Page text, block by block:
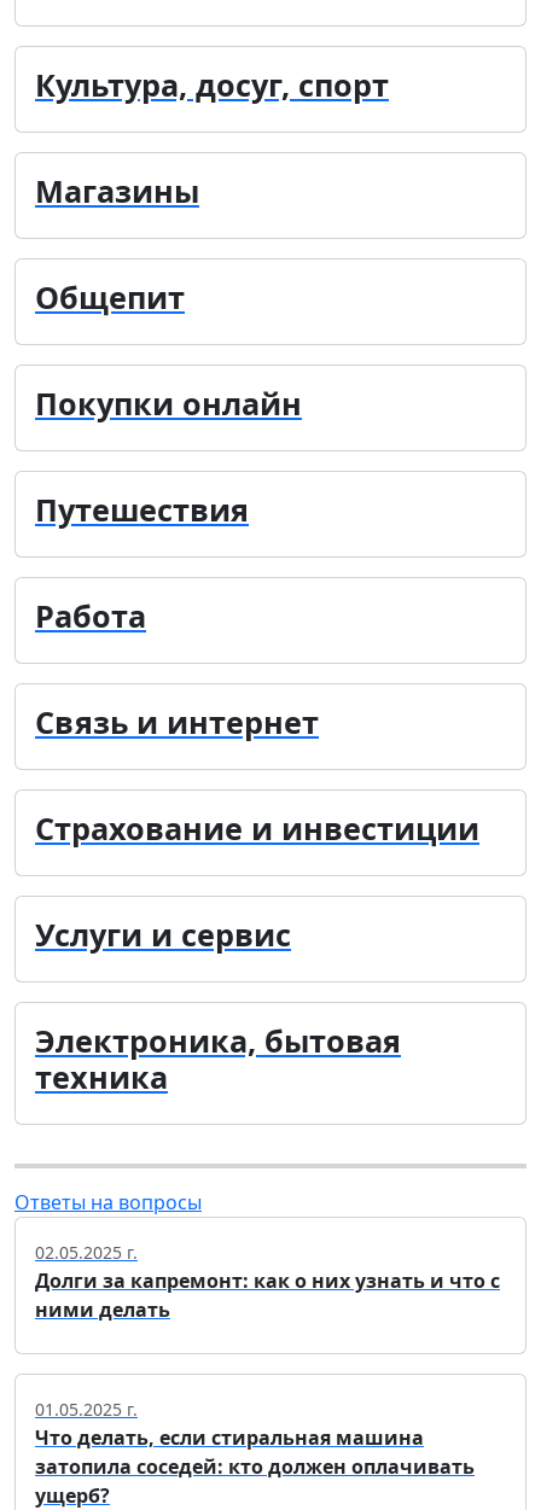
Культура, досуг, спорт
Магазины
Общепит
Покупки онлайн
Путешествия
Работа
Связь и интернет
Страхование и инвестиции
Услуги и сервис
Электроника, бытовая
техника
Ответы на вопросы
02.05.2025 г.
Долги за капремонт: как о них узнать и что с
ними делать
01.05.2025 г.
Что делать, если стиральная машина
затопила соседей: кто должен оплачивать
ущерб?